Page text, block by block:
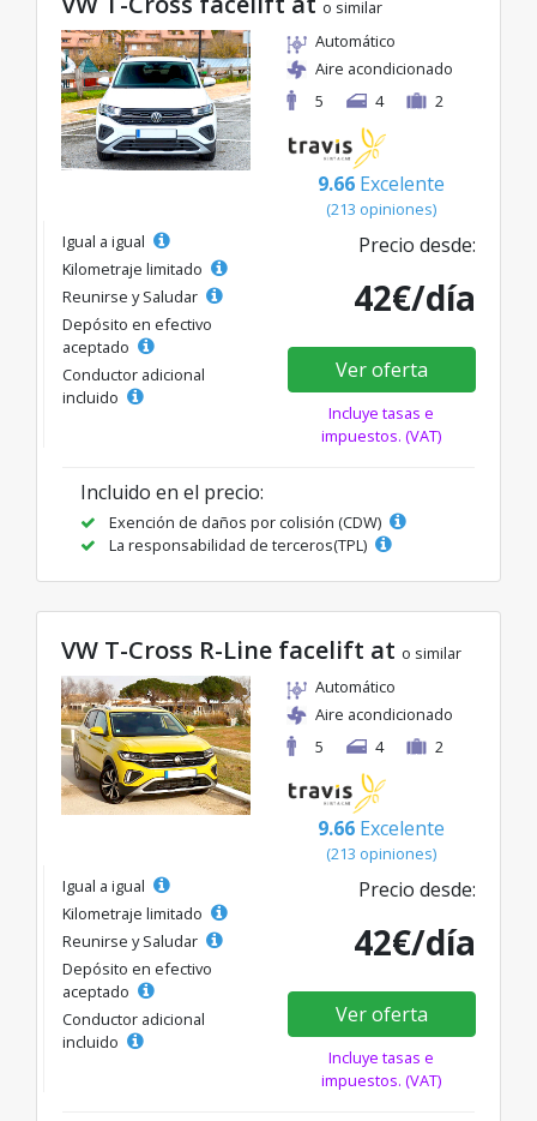
o similar
Automático
Aire acondicionado
5
4 2
9.66 Excelente
(213 opiniones)
Igual a igual
Kilometraje limitado
Reunirse y Saludar
Depósito en efectivo
aceptado
Conductor adicional
incluido
Precio desde:
42€/día
Ver oferta
Incluye tasas e
impuestos. (VAT)
Incluido en el precio:
Exención de daños por colisión (CDW)
La responsabilidad de terceros(TPL)
VW T-Cross R-Line facelift at o similar
Automático
Aire acondicionado
5
4 2
9.66 Excelente
(213 opiniones)
Igual a igual
Kilometraje limitado
Reunirse y Saludar
Depósito en efectivo
aceptado
Conductor adicional
incluido
Precio desde:
42€/día
Ver oferta
Incluye tasas e
impuestos. (VAT)